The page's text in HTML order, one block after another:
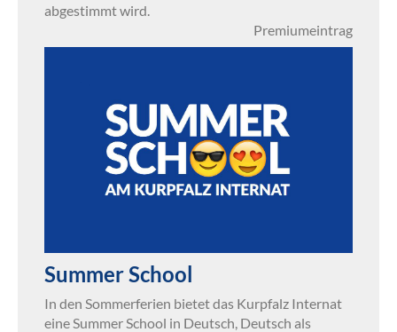
abgestimmt wird.
Premiumeintrag
Summer School
In den Sommerferien bietet das Kurpfalz Internat
eine Summer School in Deutsch, Deutsch als